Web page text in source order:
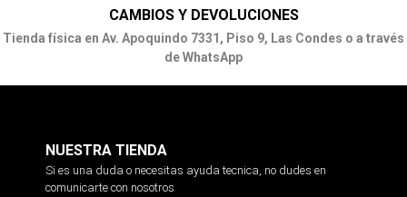
CAMBIOS Y DEVOLUCIONES
Tienda física en Av. Apoquindo 7331, Piso 9, Las Condes o a través
de WhatsApp
NUESTRA TIENDA
Si es una duda o necesitas ayuda tecnica, no dudes en
comunicarte con nosotros